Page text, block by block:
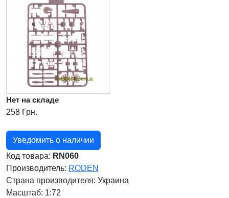
Нет на складе
258 Грн.
Уведомить о наличии
Код товара: RN060
Производитель: RODEN
Страна производителя: Украина
Масштаб: 1:72